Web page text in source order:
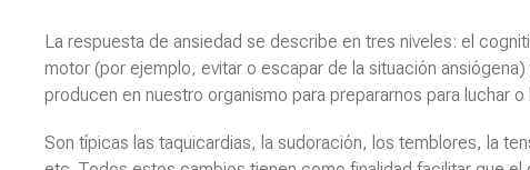
La respuesta de ansiedad se describe en tres niveles: el
motor (por ejemplo, evitar o escapar de la situación
producen en nuestro organismo para prepararnos para luchar
Son típicas las taquicardias, la sudoración, los temblores, la